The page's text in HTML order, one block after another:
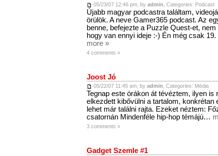
05/23/07 12:46 pm, by admin , Categories: Podcast
Újabb magyar podcastra találtam,
örülök. A neve Gamer365 podcast. Az
benne, befejezte a Puzzle Quest-et,
hogy van ennyi ideje :-) Én még csak
more »
4 comments »
Joost Jó
05/22/07 11:45 am, by admin , Categories: Média
Tegnap este órákon át tévéztem, ilyen is
elkezdett kibővülni a tartalom, konkrétan
lehet már találni rajta. Ezeket néztem:
csatornán Mindenféle hip-hop témájú…
3 comments »
Gadget Szemle #1